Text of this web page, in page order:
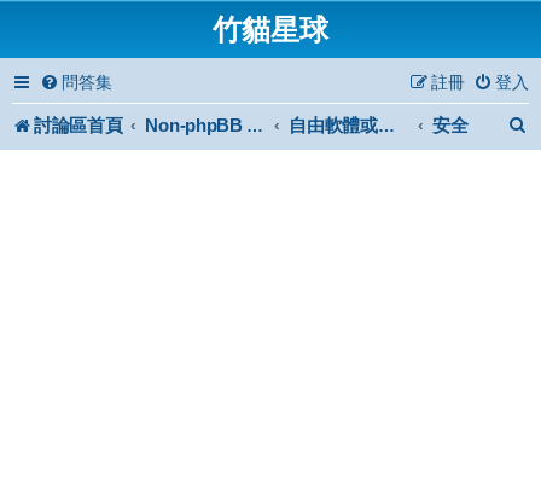
竹貓星球
問答集 登入
註冊
討論區首頁 Non-phpBB specific 自由軟體或免費軟體 安全